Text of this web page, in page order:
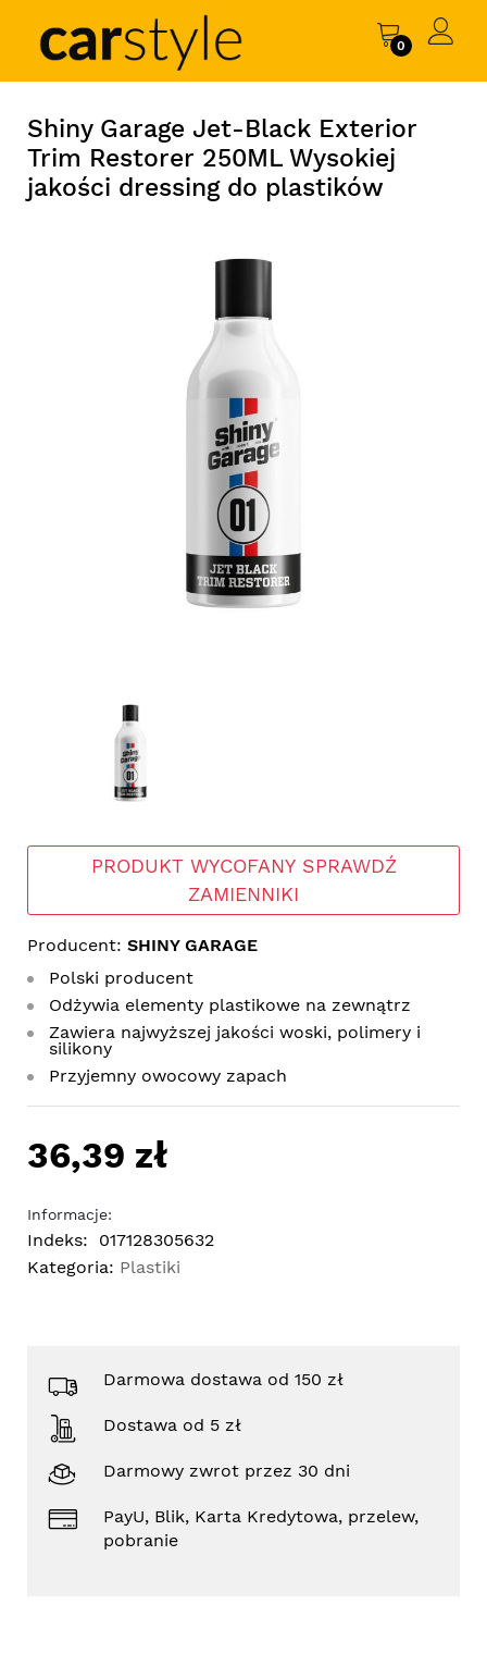
0
Shiny Garage Jet-Black Exterior
Trim Restorer 250ML Wysokiej
jakości dressing do plastików
PRODUKT WYCOFANY SPRAWDŹ
ZAMIENNIKI
Producent: SHINY GARAGE
Polski producent
Odżywia elementy plastikowe na zewnątrz
Zawiera najwyższej jakości woski, polimery i
silikony
Przyjemny owocowy zapach
36,39 zł
Informacje:
Indeks:
017128305632
Kategoria: Plastiki
Darmowa dostawa od 150 zł
Dostawa od 5 zł
Darmowy zwrot przez 30 dni
PayU, Blik, Karta Kredytowa, przelew,
pobranie